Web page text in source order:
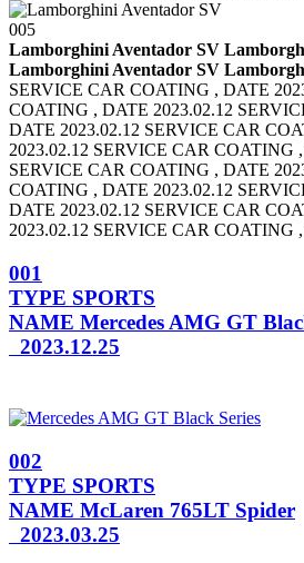
005
Lamborghini Aventador SV
Lamborghini Aventador SV
SERVICE CAR COATING , DATE
COATING , DATE 2023.02.12
DATE 2023.02.12 SERVICE CAR
2023.02.12 SERVICE CAR COATING
SERVICE CAR COATING , DATE
COATING , DATE 2023.02.12
DATE 2023.02.12 SERVICE CAR
2023.02.12 SERVICE CAR COATING
001
TYPE SPORTS
NAME Mercedes AMG GT
2023.12.25
002
TYPE SPORTS
NAME McLaren 765LT Spider
2023.03.25